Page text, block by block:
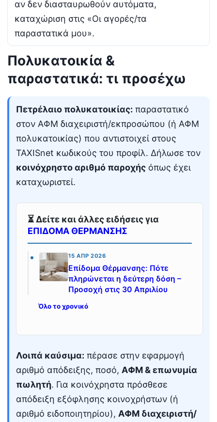
αν δεν διασταυρωθούν αυτόματα,
καταχώριση στις «Οι αγορές/τα
παραστατικά μου».
Πολυκατοικία &
παραστατικά: τι προσέχω
Πετρέλαιο πολυκατοικίας: παραστατικό
στον ΑΦΜ διαχειριστή/εκπροσώπου (ή ΑΦΜ
πολυκατοικίας) που αντιστοιχεί στους
TAXISnet κωδικούς του προφίλ. Δήλωσε τον
κοινόχρηστο αριθμό παροχής όπως έχει
καταχωριστεί.
⏳ Δείτε και άλλες ειδήσεις για
ΕΠΙΔΟΜΑ ΘΕΡΜΑΝΣΗΣ
15 ΑΠΡ 2026
Επίδομα Θέρμανσης: Πότε
πληρώνεται η δεύτερη δόση –
Προσοχή στις 30 Απριλίου
Όλο το χρονικό
Λοιπά καύσιμα: πέρασε στην εφαρμογή
αριθμό απόδειξης, ποσό, ΑΦΜ & επωνυμία
πωλητή. Για κοινόχρηστα πρόσθεσε
απόδειξη εξόφλησης κοινοχρήστων (ή
αριθμό ειδοποιητηρίου), ΑΦΜ διαχειριστή/